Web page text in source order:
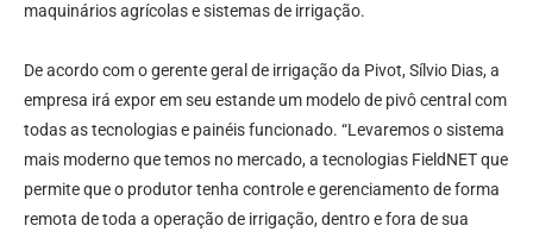
maquinários agrícolas e sistemas de irrigação.
De acordo com o gerente geral de irrigação da Pivot, Sílvio Dias, a
empresa irá expor em seu estande um modelo de pivô central com
todas as tecnologias e painéis funcionado. “Levaremos o sistema
mais moderno que temos no mercado, a tecnologias FieldNET que
permite que o produtor tenha controle e gerenciamento de forma
remota de toda a operação de irrigação, dentro e fora de sua